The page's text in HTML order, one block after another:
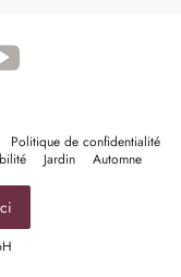
Politique de confidentialité
Jardin
Automne